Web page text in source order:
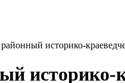
районный историко-